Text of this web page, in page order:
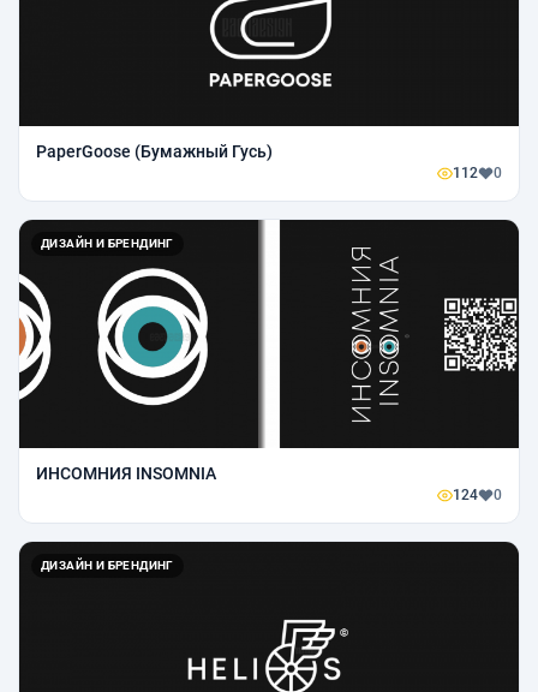
PaperGoose (Бумажный Гусь)
112 0
ДИЗАЙН И БРЕНДИНГ
ИНСОМНИЯ INSOMNIA
124 0
ДИЗАЙН И БРЕНДИНГ